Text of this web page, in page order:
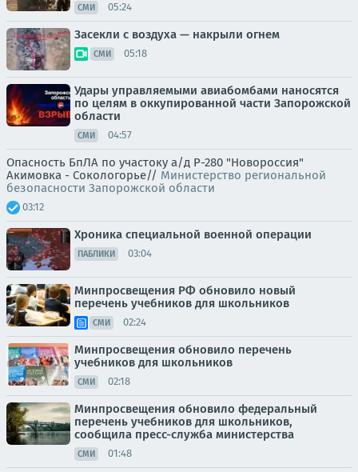
СМИ 05:24
Засекли с воздуха — накрыли огнем
СМИ 05:18
Удары управляемыми авиабомбами наносятся
по целям в оккупированной части Запорожской
области
СМИ 04:57
Опасность БпЛА по участоку а/д Р-280 "Новороссия"
Акимовка - Сокологорье// Министерство региональной
безопасности Запорожской области
03:12
Хроника специальной военной операции
ПАБЛИКИ 03:04
Минпросвещения РФ обновило новый
перечень учебников для школьников
СМИ 02:24
Минпросвещения обновило перечень
учебников для школьников
СМИ 02:18
Минпросвещения обновило федеральный
перечень учебников для школьников,
сообщила пресс-служба министерства
СМИ 01:48